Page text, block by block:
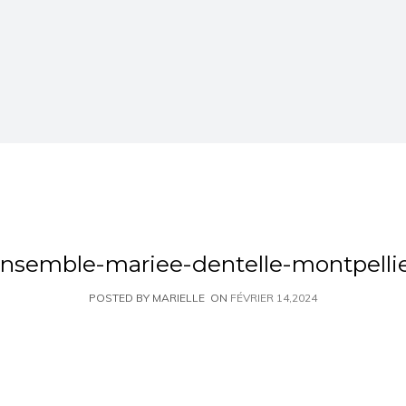
mariee-dentelle-
POSTED BY MARIELLE ON FÉVRIER 14,2024